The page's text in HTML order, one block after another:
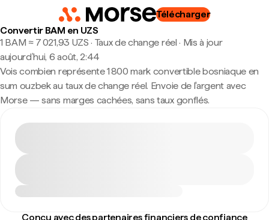
Télécharger
Convertir BAM en UZS
1 BAM ≈ 7 021,93 UZS · Taux de change réel · Mis à jour
aujourd’hui, 6 août, 2:44
Vois combien représente 1 800 mark convertible bosniaque en
sum ouzbek au taux de change réel. Envoie de l'argent avec
Morse — sans marges cachées, sans taux gonflés.
Conçu avec des partenaires financiers de confiance